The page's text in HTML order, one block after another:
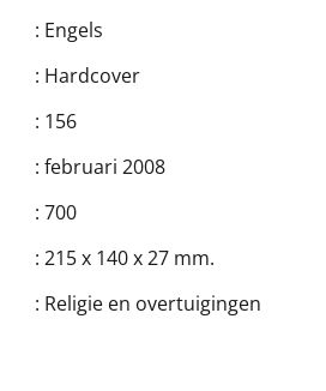
: Engels
: Hardcover
: 156
: februari 2008
: 700
: 215 x 140 x 27 mm.
: Religie en overtuigingen